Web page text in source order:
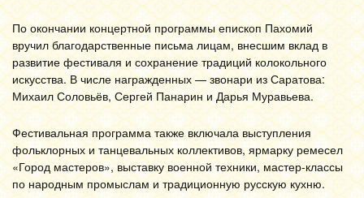
По окончании концертной программы епископ Пахомий
вручил благодарственные письма лицам, внесшим вклад в
развитие фестиваля и сохранение традиций колокольного
искусства. В числе награжденных — звонари из Саратова:
Михаил Соловьёв, Сергей Панарин и Дарья Муравьева.
Фестивальная программа также включала выступления
фольклорных и танцевальных коллективов, ярмарку ремесел
«Город мастеров», выставку военной техники, мастер-классы
по народным промыслам и традиционную русскую кухню.